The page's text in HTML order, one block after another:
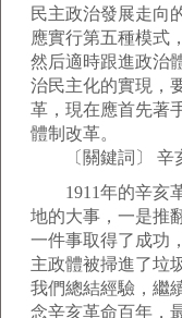
民主政治發展走向
應實行第五種模式
然后適時跟進政治
治民主化的實現，
革，現在應首先著
體制改革。
〔關鍵詞〕 辛亥
1911年的辛亥革
地的大事，一是推
一件事取得了成功
主政體被掃進了垃
我們總結經驗，繼
念辛亥革命百年，